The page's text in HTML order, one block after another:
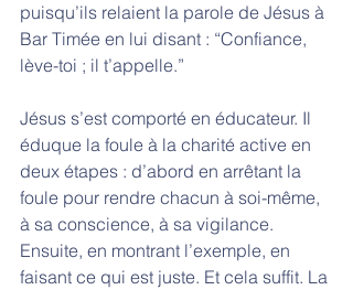
puisqu’ils relaient la parole de Jésus à
Bar Timée en lui disant : “Confiance,
lève-toi ; il t’appelle.”
Jésus s’est comporté en éducateur. Il
éduque la foule à la charité active en
deux étapes : d’abord en arrêtant la
foule pour rendre chacun à soi-même,
à sa conscience, à sa vigilance.
Ensuite, en montrant l’exemple, en
faisant ce qui est juste. Et cela suffit. La